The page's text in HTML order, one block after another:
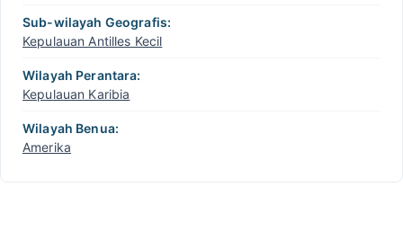
Sub-wilayah Geografis:
Kepulauan Antilles Kecil
Wilayah Perantara:
Kepulauan Karibia
Wilayah Benua:
Amerika